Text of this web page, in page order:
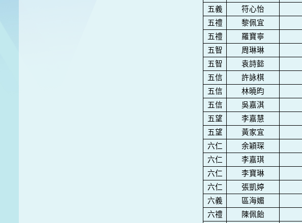
五義
符心怡
五禮
黎佩宜
五禮
羅寶寧
五智
周琳琳
五智
袁詩懿
五信
許詠棋
五信
林曉昀
五信
吳嘉淇
五望
李嘉慧
五望
黃家宜
六仁
余穎琛
六仁
李嘉琪
六仁
李寶琳
六仁
張凱婷
六義
區海媚
六禮
陳佩飴